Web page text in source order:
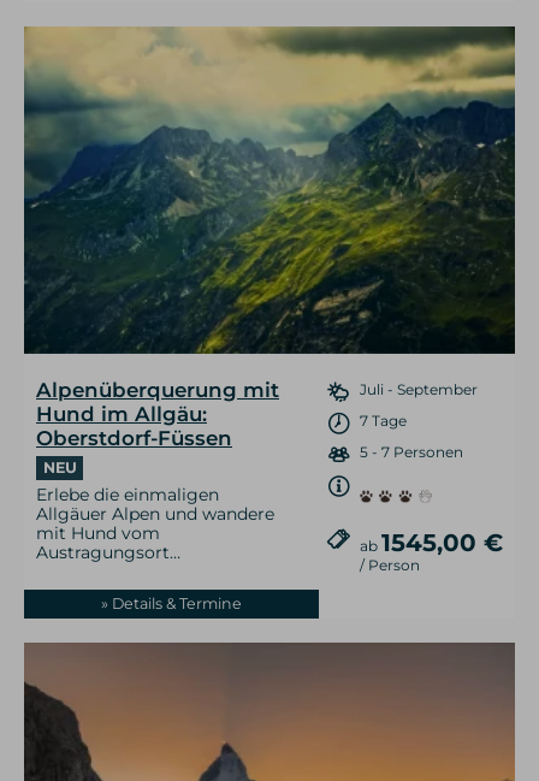
Alpenüberquerung mit
Hund im Allgäu:
Oberstdorf-Füssen
NEU
Erlebe die einmaligen
Allgäuer Alpen und wandere
mit Hund vom
Austragungsort…
» Details & Termine
Juli - September
7 Tage
5 - 7 Personen
ab 1545,00 €
/ Person